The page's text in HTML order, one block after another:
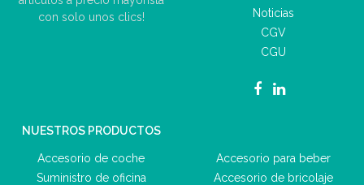
con solo unos clics!
Noticias
CGV
CGU
NUESTROS PRODUCTOS
Accesorio de coche
Suministro de oficina
Accesorio para beber
Accesorio de bricolaje